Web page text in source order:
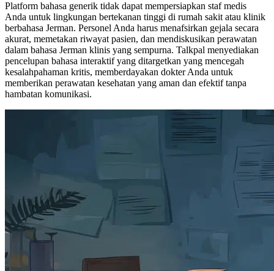
Platform bahasa generik tidak dapat mempersiapkan staf medis
Anda untuk lingkungan bertekanan tinggi di rumah sakit atau klinik
berbahasa Jerman. Personel Anda harus menafsirkan gejala secara
akurat, memetakan riwayat pasien, dan mendiskusikan perawatan
dalam bahasa Jerman klinis yang sempurna. Talkpal menyediakan
pencelupan bahasa interaktif yang ditargetkan yang mencegah
kesalahpahaman kritis, memberdayakan dokter Anda untuk
memberikan perawatan kesehatan yang aman dan efektif tanpa
hambatan komunikasi.